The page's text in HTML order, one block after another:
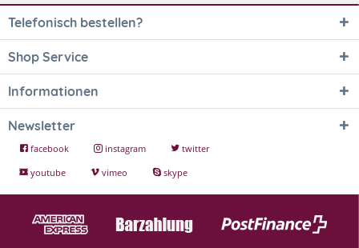
Telefonisch bestellen?
Shop Service
Informationen
Newsletter
facebook instagram
twitter
youtube
vimeo skype